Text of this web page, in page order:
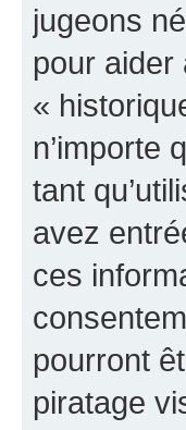
jugeons
pour aider
«
n’importe
tant
avez
ces
pourront
piratage